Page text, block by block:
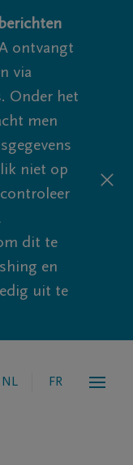
ontvangt
via
Onder het
men
niet op
dit te
en
uit te
NL FR